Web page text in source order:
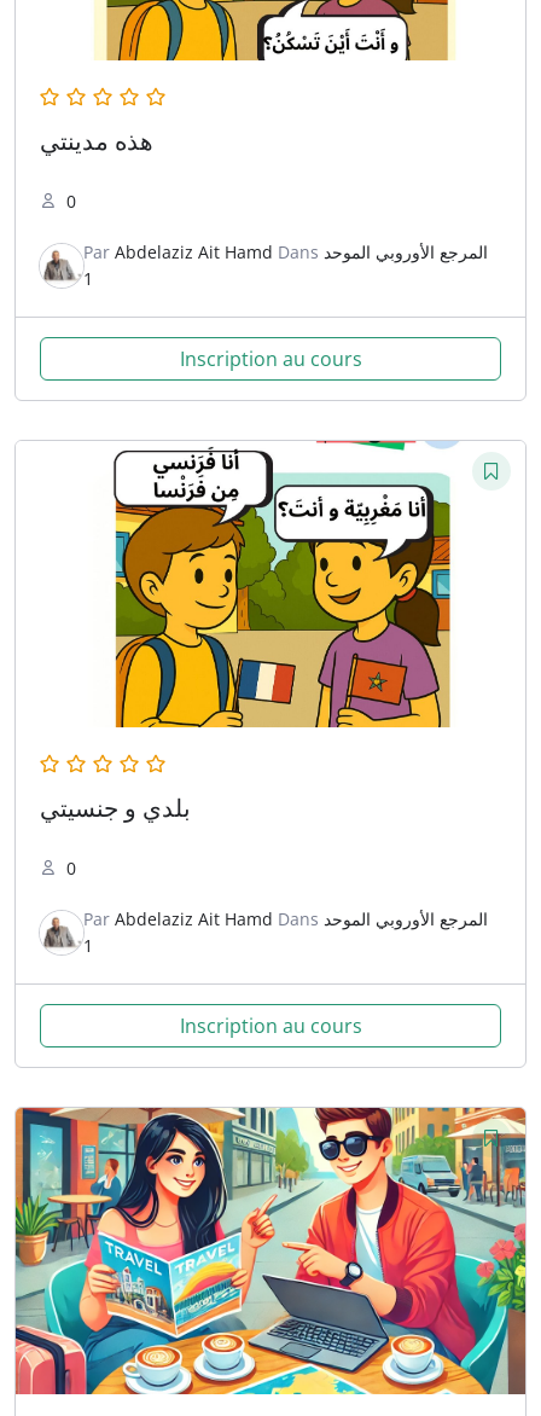
هذه مدينتي
0
Par Abdelaziz Ait Hamd Dans المرجع الأوروبي الموحد
1
Inscription au cours
بلدي و جنسيتي
0
Par Abdelaziz Ait Hamd Dans المرجع الأوروبي الموحد
1
Inscription au cours